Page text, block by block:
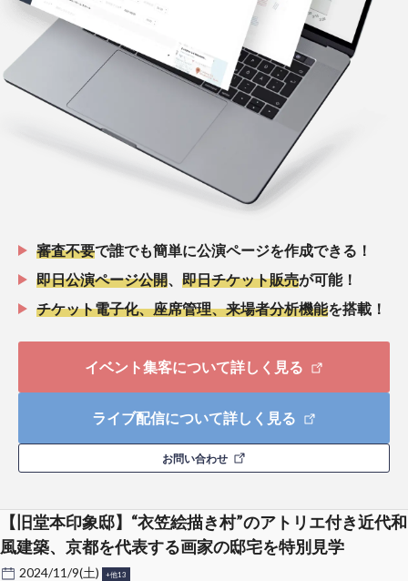
審査不要で誰でも簡単に公演ページを作成できる！
即日公演ページ公開、 即日チケット販売が可能！
チケット電子化、座席管理、来場者分析機能を搭載！
イベント集客について詳しく見る
ライブ配信について詳しく見る
お問い合わせ
【旧堂本印象邸】“衣笠絵描き村”のアトリエ付き近代和
風建築、京都を代表する画家の邸宅を特別見学
2024/11/9(土) +他13